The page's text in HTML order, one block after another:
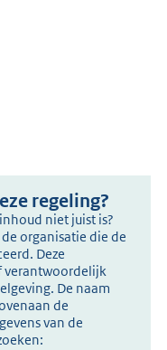
regeling?
niet juist is?
organisatie die de
Deze
verantwoordelijk
De naam
de
van de